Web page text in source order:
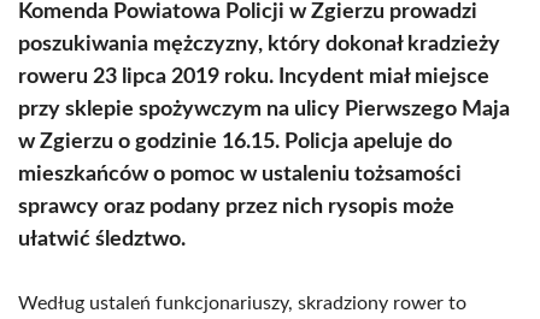
Komenda Powiatowa Policji w Zgierzu prowadzi
poszukiwania mężczyzny, który dokonał kradzieży
roweru 23 lipca 2019 roku. Incydent miał miejsce
przy sklepie spożywczym na ulicy Pierwszego Maja
w Zgierzu o godzinie 16.15. Policja apeluje do
mieszkańców o pomoc w ustaleniu tożsamości
sprawcy oraz podany przez nich rysopis może
ułatwić śledztwo.
Według ustaleń funkcjonariuszy, skradziony rower to